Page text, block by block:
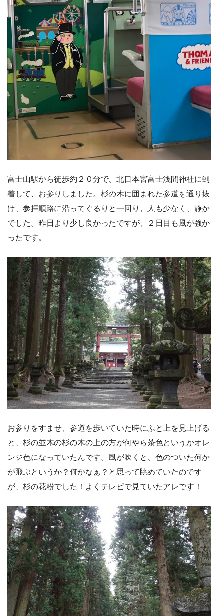
富士山駅から徒歩約２０分で、北口本宮富士浅間神社に到
着して、お参りしました。杉の木に囲まれた参道を通り抜
け、参拝順路に沿ってぐるりと一回り。人も少なく、静か
でした。昨日より少し良かったですが、２日目も風が強か
ったです。
お参りをすませ、参道を歩いていた時にふと上を見上げる
と、杉の並木の杉の木の上の方が何やら茶色というかオレ
ンジ色になっていたんです。風が吹くと、色のついた何か
が飛ぶというか？何かなぁ？と思って眺めていたのです
が、杉の花粉でした！よくテレビで見ていたアレです！